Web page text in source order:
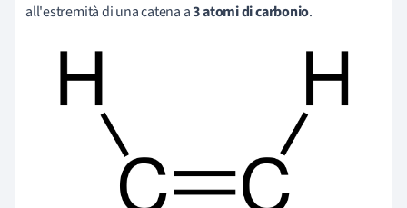
all'estremità di una catena a3 atomi di carbonio.